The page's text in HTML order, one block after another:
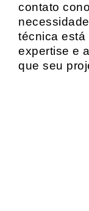
contato
técnica está
expertise e
que seu